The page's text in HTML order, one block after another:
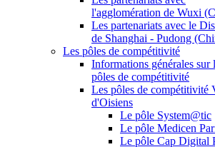
l'agglomération de Wuxi
Les partenariats avec le
de Shanghai - Pudong
Les pôles de compétitivité
Informations générales sur
pôles de compétitivité
Les pôles de compétitivité
d'Oisiens
Le pôle System@tic
Le pôle Medicen
Le pôle Cap Digital